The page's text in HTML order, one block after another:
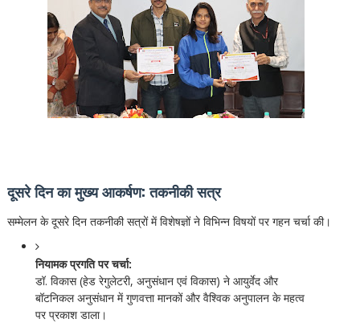
दूसरे दिन का मुख्य आकर्षण: तकनीकी सत्र
सम्मेलन के दूसरे दिन तकनीकी सत्रों में विशेषज्ञों ने विभिन्न विषयों पर गहन चर्चा की।
नियामक प्रगति पर चर्चा:
डॉ. विकास (हेड रेगुलेटरी, अनुसंधान एवं विकास) ने आयुर्वेद और
बॉटनिकल अनुसंधान में गुणवत्ता मानकों और वैश्विक अनुपालन के महत्व
पर प्रकाश डाला।